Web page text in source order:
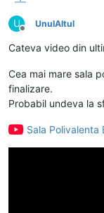
U
Deconectat
UnulAltul
Cateva video din
Cea mai mare sala
finalizare.
Probabil undeva la
Sala Polivalenta